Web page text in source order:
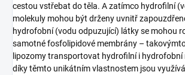
cestou vstřebat do těla. A zatímco hydrofilní
molekuly mohou být drženy uvnitř
hydrofobní (vodu odpuzující) látky se mohou
samotné fosfolipidové membrány –
lipozomy transportovat hydrofilní i hydrofobní
díky těmto unikátním vlastnostem jsou